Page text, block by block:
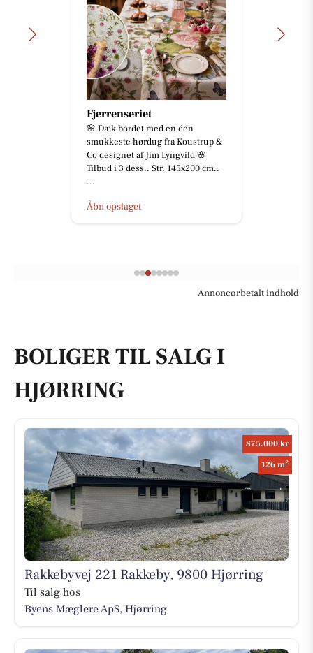
Byens optik
Vi har briller til enhver smag! 🙌 Vi
håndplukker selv alle vores stel og
solbriller og guider dig til at finde
den helt rigt...
Åbn opslaget
Annoncørbetalt indhold
BOLIGER TIL SALG I
HJØRRING
875.000 kr
126 m2
Rakkebyvej 221 Rakkeby, 9800 Hjørring
Til salg hos
Byens Mæglere ApS, Hjørring